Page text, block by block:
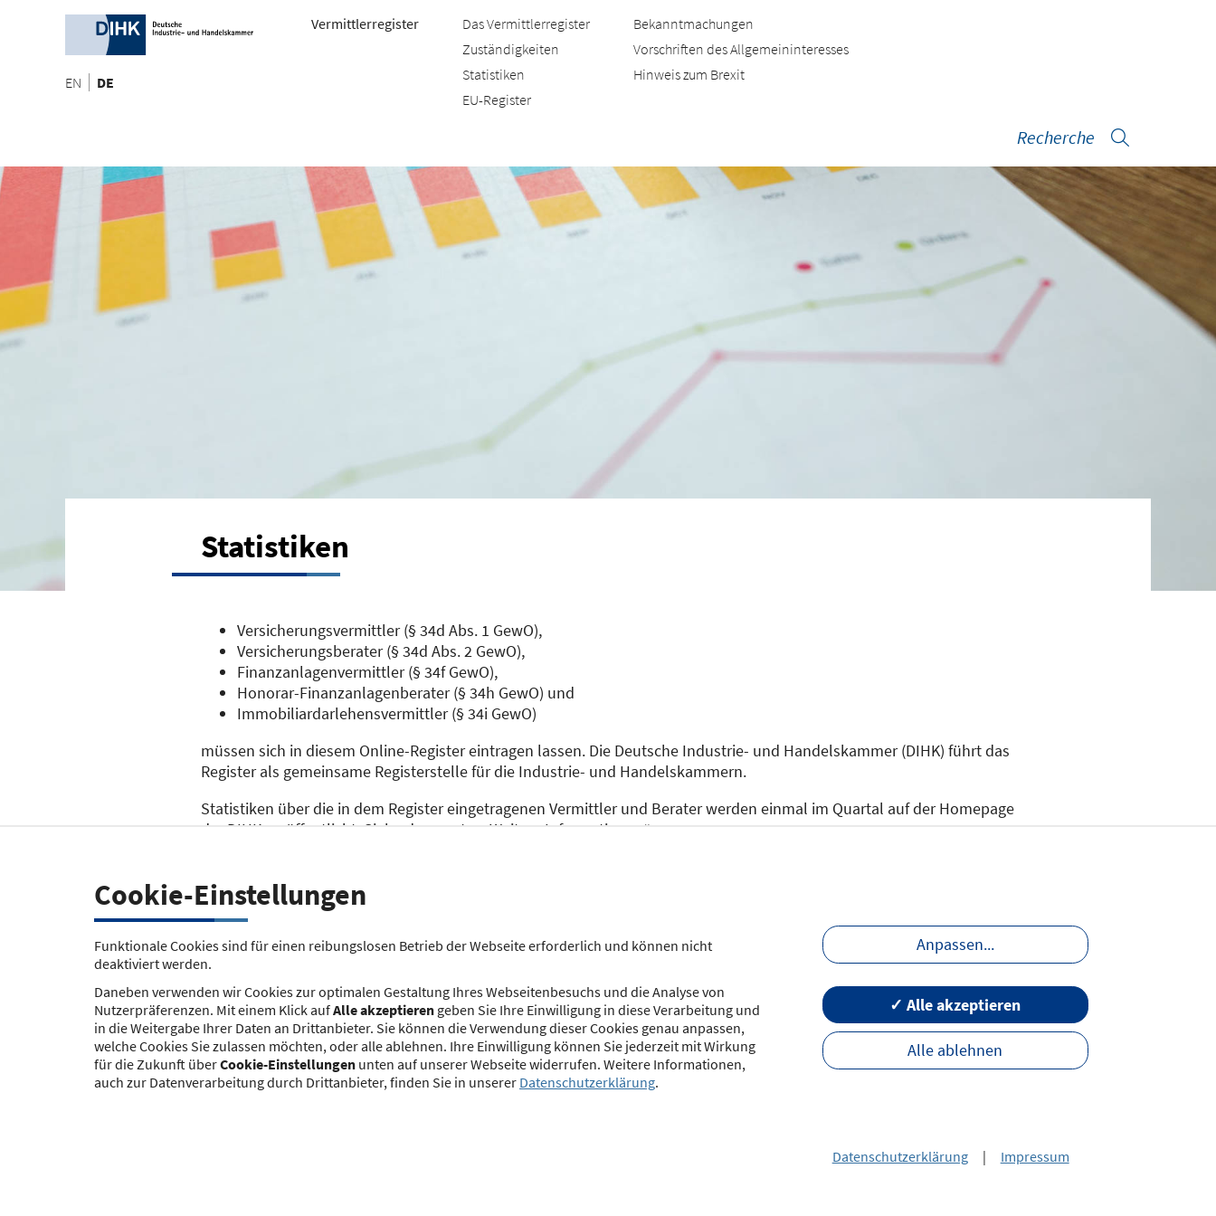
EN DE
Vermittlerregister
Das Vermittlerregister
Zuständigkeiten
Statistiken
EU-Register
Bekanntmachungen
Vorschriften des Allgemeininteresses
Hinweis zum Brexit
Recherche
Statistiken
Versicherungsvermittler (§ 34d Abs. 1 GewO),
Versicherungsberater (§ 34d Abs. 2 GewO),
Finanzanlagenvermittler (§ 34f GewO),
Honorar-Finanzanlagenberater (§ 34h GewO) und
Immobiliardarlehensvermittler (§ 34i GewO)
müssen sich in diesem Online-Register eintragen lassen. Die Deutsche Industrie- und Handelskammer (DIHK) führt das
Register als gemeinsame Registerstelle für die Industrie- und Handelskammern.
Statistiken über die in dem Register eingetragenen Vermittler und Berater werden einmal im Quartal auf der Homepage
der DIHK veröffentlicht. Siehe dazu unter „Weitere Informationen“.
Weitere Informationen
Name
Statistiken über die in dem Register eingetragenen Vermittler und Berater auf der
Homepage der DIHK.
Zur Webseite
Cookie-Einstellungen
Funktionale Cookies sind für einen reibungslosen Betrieb der Webseite erforderlich und können nicht
deaktiviert werden.
Daneben verwenden wir Cookies zur optimalen Gestaltung Ihres Webseitenbesuchs und die Analyse von
Nutzerpräferenzen. Mit einem Klick aufAlle akzeptieren geben Sie Ihre Einwilligung in diese Verarbeitung und
in die Weitergabe Ihrer Daten an Drittanbieter. Sie können die Verwendung dieser Cookies genau anpassen,
welche Cookies Sie zulassen möchten, oder alle ablehnen. Ihre Einwilligung können Sie jederzeit mit Wirkung
für die Zukunft überCookie-Einstellungen unten auf unserer Webseite widerrufen. Weitere Informationen,
auch zur Datenverarbeitung durch Drittanbieter, finden Sie in unserer Datenschutzerklärung.
Datenschutzerklärung | Impressum
Anpassen...
Alle ablehnen
✓ Alle akzeptieren